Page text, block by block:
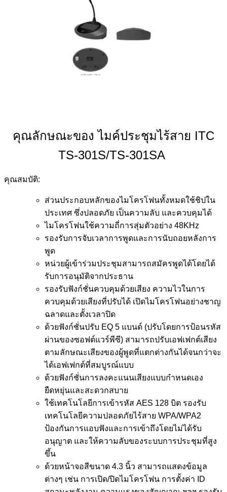
คุณลักษณะของ ไมค์ประชุมไร้สาย ITC
TS-301S/TS-301SA
คุณสมบัติ:
ส่วนประกอบหลักของไมโครโฟนทั้งหมดใช้ชิปใน
ประเทศ ซึ่งปลอดภัย เป็นความลับ และควบคุมได้
ไมโครโฟนใช้ความถี่การสุ่มตัวอย่าง 48KHz
รองรับการจับเวลาการพูดและการนับถอยหลังการ
พูด
หน่วยผู้เข้าร่วมประชุมสามารถสมัครพูดได้โดยได้
รับการอนุมัติจากประธาน
รองรับฟังก์ชั่นควบคุมด้วยเสียง ความไวในการ
ควบคุมด้วยเสียงที่ปรับได้ เปิดไมโครโฟนอย่างชาญ
ฉลาดและตั้งเวลาปิด
ด้วยฟังก์ชั่นปรับ EQ 5 แบนด์ (ปรับโดยการป้อนรหัส
ผ่านของซอฟต์แวร์พีซี) สามารถปรับเอฟเฟกต์เสียง
ตามลักษณะเสียงของผู้พูดที่แตกต่างกันได้จนกว่าจะ
ได้เอฟเฟกต์ที่สมบูรณ์แบบ
ด้วยฟังก์ชั่นการลงคะแนนเสียงแบบกำหนดเอง
ยืดหยุ่นและสะดวกสบาย
ใช้เทคโนโลยีการเข้ารหัส AES 128 บิต รองรับ
เทคโนโลยีความปลอดภัยไร้สาย WPA/WPA2
ป้องกันการแอบฟังและการเข้าถึงโดยไม่ได้รับ
อนุญาต และให้ความลับของระบบการประชุมที่สูง
ขึ้น
ด้วยหน้าจอสีขนาด 4.3 นิ้ว สามารถแสดงข้อมูล
ต่างๆ เช่น การเปิด/ปิดไมโครโฟน การตั้งค่า ID